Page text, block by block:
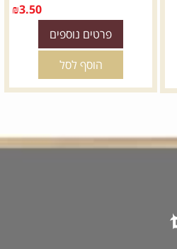
₪3.50
פרטים נוספים
הוסף לסל